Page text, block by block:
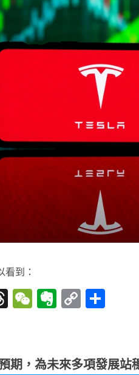
到：
Threads
WeChat
Evernote
Copy
期，為未來多項發展站